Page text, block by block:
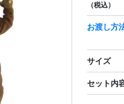
（税込）
お渡し方
サイズ
セット内